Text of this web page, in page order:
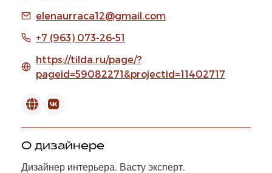
elenaurraca12@gmail.com
+7 (963) 073-26-51
https://tilda.ru/page/?
pageid=59082271&projectid=11402717
О дизайнере
Дизайнер интерьера. Васту эксперт.